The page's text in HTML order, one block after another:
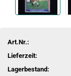
Art.Nr.:
Lieferzeit:
Lagerbestand: